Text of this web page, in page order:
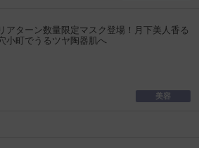
アターン数量限定マスク登場！月下美人香る
小町でうるツヤ陶器肌へ
美容